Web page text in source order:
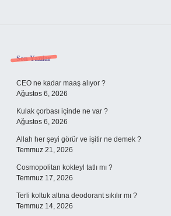
Sidebar
Son Yazılar
CEO ne kadar maaş alıyor ?
Ağustos 6, 2026
Kulak çorbası içinde ne var ?
Ağustos 6, 2026
Allah her şeyi görür ve işitir ne demek ?
Temmuz 21, 2026
Cosmopolitan kokteyl tatlı mı ?
Temmuz 17, 2026
Terli koltuk altına deodorant sıkılır mı ?
Temmuz 14, 2026